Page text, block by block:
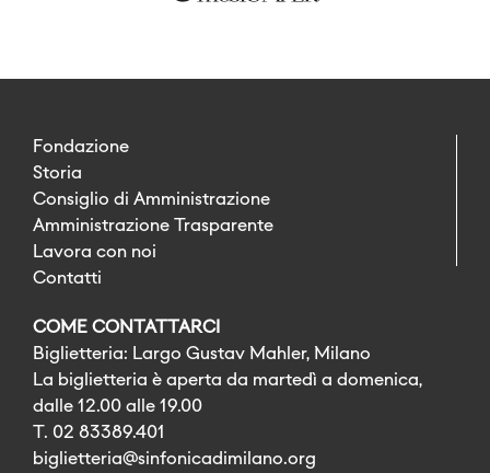
Fondazione
Storia
Consiglio di Amministrazione
Amministrazione Trasparente
Lavora con noi
Contatti
COME CONTATTARCI
Biglietteria: Largo Gustav Mahler, Milano
La biglietteria è aperta da martedì a domenica,
dalle 12.00 alle 19.00
T. 02 83389.401
biglietteria@sinfonicadimilano.org